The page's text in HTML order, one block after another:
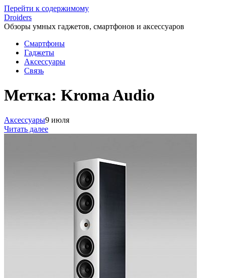
Перейти к содержимому
Droiders
Обзоры умных гаджетов, смартфонов и аксессуаров
Смартфоны
Гаджеты
Аксессуары
Связь
Метка: Kroma Audio
Аксессуары9 июля
Читать далее